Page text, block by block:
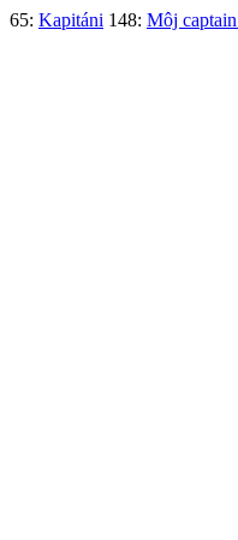
65: Kapitáni 148: Môj